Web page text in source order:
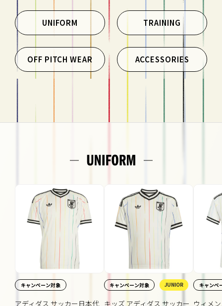
UNIFORM TRAINING
OFF PITCH WEAR ACCESSORIES
キャンペーン対象
アディダス サッカー日本代
キャンペーン対象 JUNIOR
キッズ アディダス サッカー
キャンペ
ウィメ